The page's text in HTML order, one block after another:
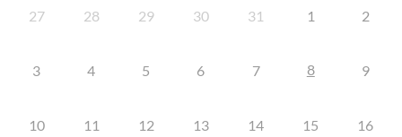
27 28 29 30 31 1 2
3 4 5 6 7 8 9
10 11 12 13 14 15 16